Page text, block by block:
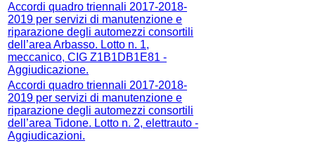
Accordi quadro triennali 2017-2018-
2019 per servizi di manutenzione e
riparazione degli automezzi consortili
dell’area Arbasso. Lotto n. 1,
meccanico, CIG Z1B1DB1E81 -
Aggiudicazione.
Accordi quadro triennali 2017-2018-
2019 per servizi di manutenzione e
riparazione degli automezzi consortili
dell’area Tidone. Lotto n. 2, elettrauto -
Aggiudicazioni.